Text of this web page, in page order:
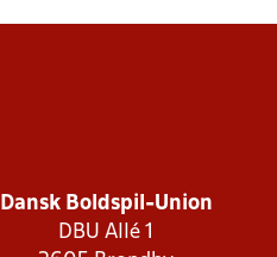
Dansk Boldspil-Union
DBU Allé 1